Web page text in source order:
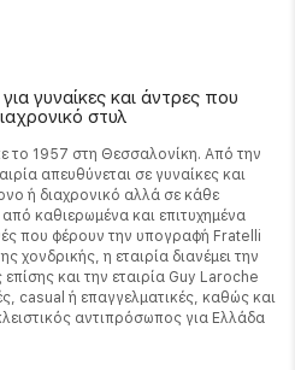
γυναίκες και άντρες που
στυλ
το 1957 στη Θεσσαλονίκη. Από την
απευθύνεται σε γυναίκες και
ή διαχρονικό αλλά σε κάθε
καθιερωμένα και επιτυχημένα
που φέρουν την υπογραφή Fratelli
χονδρικής, η εταιρία διανέμει την
και την εταιρία Guy Laroche
casual ή επαγγελματικές, καθώς και
αντιπρόσωπος για Ελλάδα